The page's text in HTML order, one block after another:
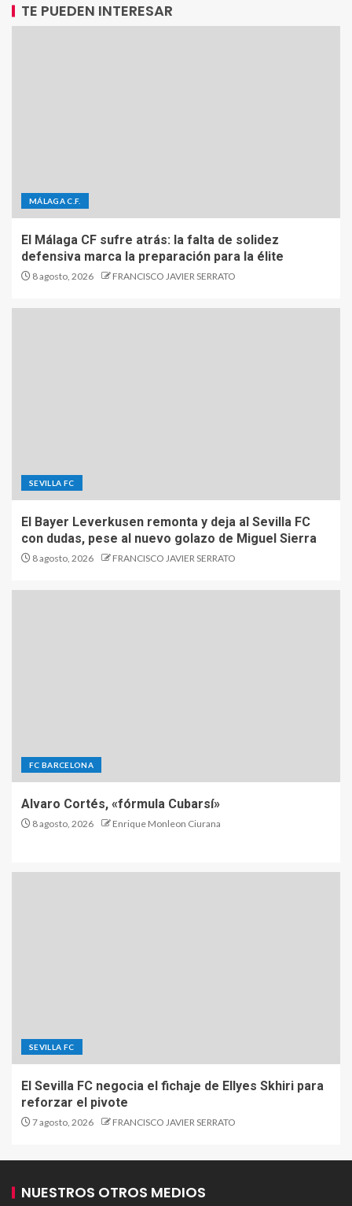
TE PUEDEN INTERESAR
MÁLAGA C.F.
El Málaga CF sufre atrás: la falta de solidez
defensiva marca la preparación para la élite
8 agosto, 2026 FRANCISCO JAVIER SERRATO
SEVILLA FC
El Bayer Leverkusen remonta y deja al Sevilla FC
con dudas, pese al nuevo golazo de Miguel Sierra
8 agosto, 2026 FRANCISCO JAVIER SERRATO
FC BARCELONA
Alvaro Cortés, «fórmula Cubarsí»
8 agosto, 2026 Enrique Monleon Ciurana
SEVILLA FC
El Sevilla FC negocia el fichaje de Ellyes Skhiri para
reforzar el pivote
7 agosto, 2026 FRANCISCO JAVIER SERRATO
NUESTROS OTROS MEDIOS